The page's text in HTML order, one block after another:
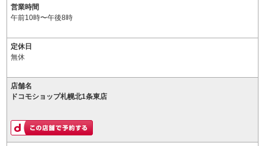
営業時間
午前10時〜午後8時
定休日
無休
店舗名
ドコモショップ札幌北1条東店